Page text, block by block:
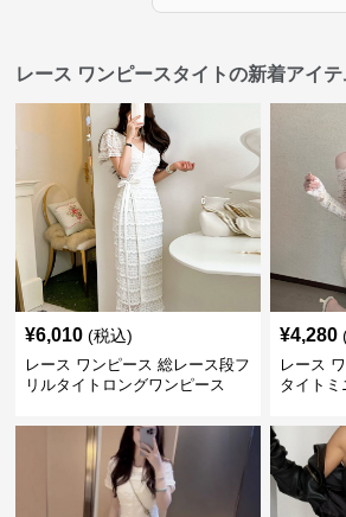
レース ワンピースタイトの新着アイテ
¥6,010 (税込)
レース ワンピース 総レース段フ
リルタイトロングワンピース
¥4,280
レース
タイトミ